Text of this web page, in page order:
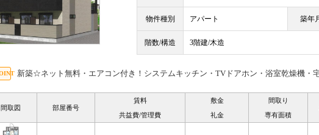
物件種別 アパート 築年
階数/構造 3階建/木造
新築☆ネット無料・エアコン付き！システムキッチン・TVドアホン・浴室乾燥機・
間取図 部屋番号
賃料
共益費/管理費
敷金
礼金
間取り
専有面積